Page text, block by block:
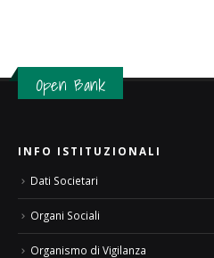
Open Bank
INFO ISTITUZIONALI
Dati Societari
Organi Sociali
Organismo di Vigilanza